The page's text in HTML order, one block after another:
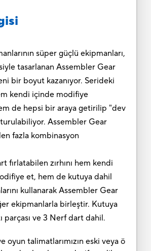
süper güçlü ekipmanları,
tasarlanan Assembler Gear
bir boyut kazanıyor. Serideki
kendi içinde modifiye
de hepsi bir araya getirilip "dev
Assembler Gear
fazla kombinasyon
fırlatabilen zırhını hem kendi
et, hem de kutuya dahil
kullanarak Assembler Gear
ekipmanlarla birleştir. Kutuya
parçası ve 3 Nerf dart dahil.
oyun talimatlarımızın eski veya ö